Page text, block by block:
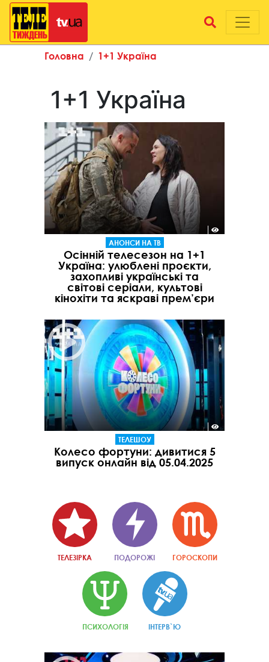
Головна 1+1 Україна
1+1 Україна
АНОНСИ НА ТВ
Осінній телесезон на 1+1
Україна: улюблені проєкти,
захопливі українські та
світові серіали, культові
кінохіти та яскраві прем’єри
ТЕЛЕШОУ
Колесо фортуни: дивитися 5
випуск онлайн від 05.04.2025
ТЕЛЕЗІРКА ПОДОРОЖІ ГОРОСКОПИ
ПСИХОЛОГІЯ ІНТЕРВ`Ю